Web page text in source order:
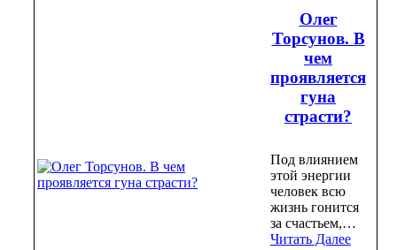
Олег
Торсунов. В
чем
проявляется
гуна
страсти?
Под влиянием
этой энергии
человек всю
жизнь гонится
за счастьем,…
Читать Далее